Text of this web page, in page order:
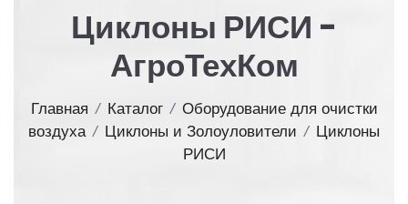
Циклоны РИСИ -
АгроТехКом
Главная / Каталог / Оборудование для очистки
воздуха / Циклоны и Золоуловители / Циклоны
РИСИ